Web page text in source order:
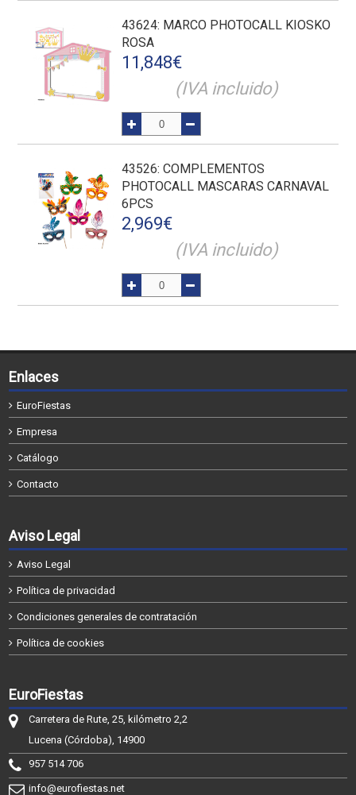
43624: MARCO PHOTOCALL KIOSKO
ROSA
11,848€
(IVA incluido)
43526: COMPLEMENTOS
PHOTOCALL MASCARAS CARNAVAL
6PCS
2,969€
(IVA incluido)
Enlaces
EuroFiestas
Empresa
Catálogo
Contacto
Aviso Legal
Aviso Legal
Política de privacidad
Condiciones generales de contratación
Política de cookies
EuroFiestas
Carretera de Rute, 25, kilómetro 2,2
Lucena (Córdoba), 14900
957 514 706
info@eurofiestas.net